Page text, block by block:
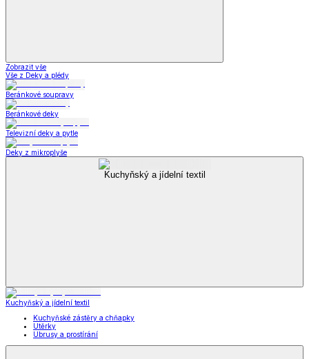
Zobrazit vše
Vše z Deky a plédy
Beránkové soupravy
Beránkové deky
Televizní deky a pytle
Deky z mikroplyše
Kuchyňský a jídelní textil
Kuchyňský a jídelní textil
Kuchyňské zástěry a chňapky
Utěrky
Ubrusy a prostírání